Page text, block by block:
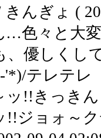
んぎょ (
…色々と大
、優しく
'*)/テレテ
ッ!!きっき
!!ジョォ～